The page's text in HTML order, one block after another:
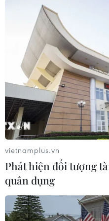
EU chưa từng đạt thỏa
kỳ đối tác nào trong
vietnamplus.vn
Phát hiện đối tượng
quân dụng